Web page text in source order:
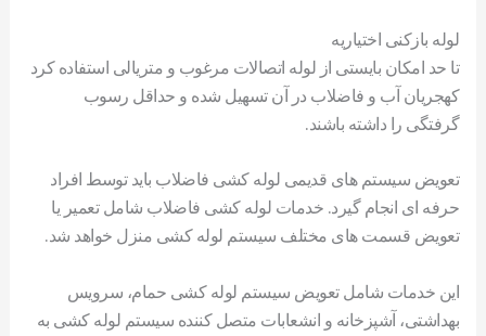
لوله بازکنی اختیاریه
تا حد امکان بایستی از لوله اتصالات مرغوب و متریالی استفاده کرد
کهجریان آب و فاضلاب در آن تسهیل شده و حداقل رسوب
گرفتگی را داشته باشند.
تعویض سیستم های قدیمی لوله کشی فاضلاب باید توسط افراد
حرفه ای انجام گیرد. خدمات لوله کشی فاضلاب شامل تعمیر یا
تعویض قسمت های مختلف سیستم لوله کشی منزل خواهد شد.
این خدمات شامل تعویض سیستم لوله کشی حمام، سرویس
بهداشتی، آشپزخانه و انشعابات متصل کننده سیستم لوله کشی به